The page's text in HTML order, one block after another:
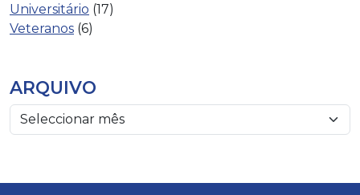
Universitário (17)
Veteranos (6)
ARQUIVO